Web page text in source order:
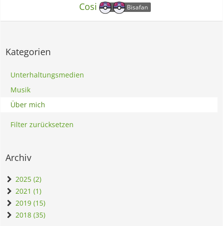
Cosi Bisafan
Kategorien
Unterhaltungsmedien
Musik
Über mich
Filter zurücksetzen
Archiv
2025 (2)
2021 (1)
2019 (15)
2018 (35)